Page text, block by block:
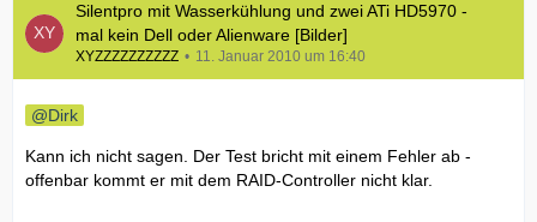
Silentpro mit Wasserkühlung und zwei ATi HD5970 -
mal kein Dell oder Alienware [Bilder]
XYZZZZZZZZZZ 11. Januar 2010 um 16:40
Dirk
Kann ich nicht sagen. Der Test bricht mit einem Fehler ab -
offenbar kommt er mit dem RAID-Controller nicht klar.